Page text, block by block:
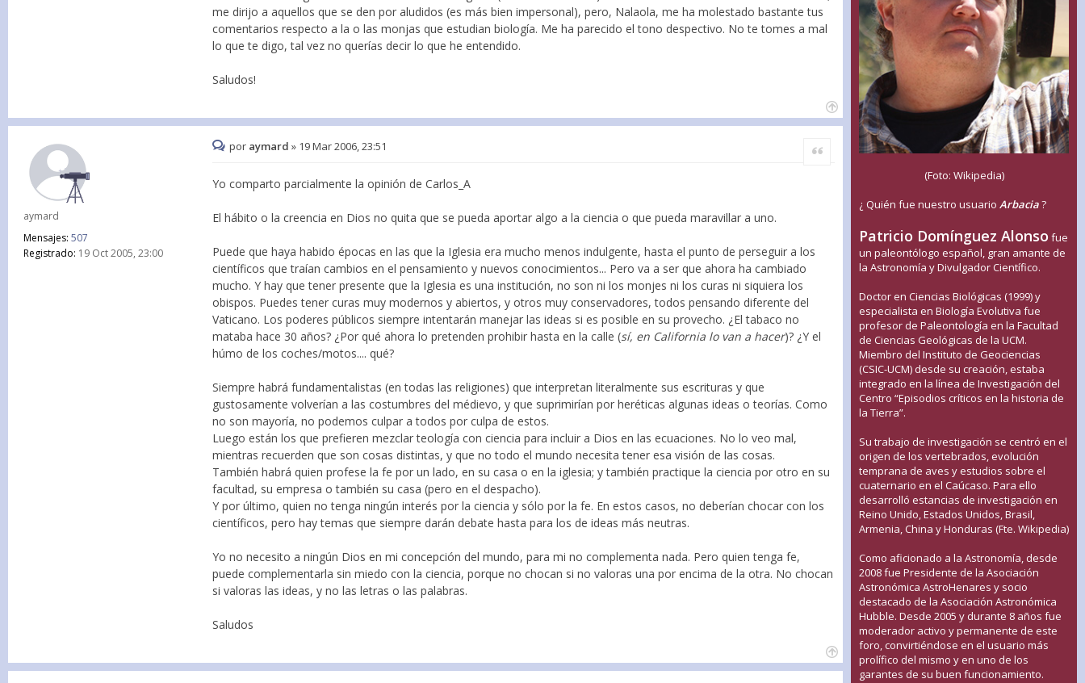
me dirijo a aquellos que se den por aludidos (es más bien impersonal), pero, Nalaola, me ha molestado bastante tus
comentarios respecto a la o las monjas que estudian biología. Me ha parecido el tono despectivo. No te tomes a mal
lo que te digo, tal vez no querías decir lo que he entendido.
Saludos!
aymard
Mensajes: 507
Registrado: 19 Oct 2005, 23:00
Citar
por aymard » 19 Mar 2006, 23:51
Yo comparto parcialmente la opinión de Carlos_A
El hábito o la creencia en Dios no quita que se pueda aportar algo a la ciencia o que pueda maravillar a uno.
Puede que haya habido épocas en las que la Iglesia era mucho menos indulgente, hasta el punto de perseguir a los
científicos que traían cambios en el pensamiento y nuevos conocimientos... Pero va a ser que ahora ha cambiado
mucho. Y hay que tener presente que la Iglesia es una institución, no son ni los monjes ni los curas ni siquiera los
obispos. Puedes tener curas muy modernos y abiertos, y otros muy conservadores, todos pensando diferente del
Vaticano. Los poderes públicos siempre intentarán manejar las ideas si es posible en su provecho. ¿El tabaco no
mataba hace 30 años? ¿Por qué ahora lo pretenden prohibir hasta en la calle (sí, en California lo van a hacer)? ¿Y el
húmo de los coches/motos.... qué?
Siempre habrá fundamentalistas (en todas las religiones) que interpretan literalmente sus escrituras y que
gustosamente volverían a las costumbres del médievo, y que suprimirían por heréticas algunas ideas o teorías. Como
no son mayoría, no podemos culpar a todos por culpa de estos.
Luego están los que prefieren mezclar teología con ciencia para incluir a Dios en las ecuaciones. No lo veo mal,
mientras recuerden que son cosas distintas, y que no todo el mundo necesita tener esa visión de las cosas.
También habrá quien profese la fe por un lado, en su casa o en la iglesia; y también practique la ciencia por otro en su
facultad, su empresa o también su casa (pero en el despacho).
Y por último, quien no tenga ningún interés por la ciencia y sólo por la fe. En estos casos, no deberían chocar con los
científicos, pero hay temas que siempre darán debate hasta para los de ideas más neutras.
Yo no necesito a ningún Dios en mi concepción del mundo, para mi no complementa nada. Pero quien tenga fe,
puede complementarla sin miedo con la ciencia, porque no chocan si no valoras una por encima de la otra. No chocan
si valoras las ideas, y no las letras o las palabras.
Saludos
(Foto: Wikipedia)
¿ Quién fue nuestro usuario Arbacia?
Patricio Domínguez Alonso fue
un paleontólogo español, gran amante de
la Astronomía y Divulgador Científico.
Doctor en Ciencias Biológicas (1999) y
especialista en Biología Evolutiva fue
profesor de Paleontología en la Facultad
de Ciencias Geológicas de la UCM.
Miembro del Instituto de Geociencias
(CSIC-UCM) desde su creación, estaba
integrado en la línea de Investigación del
Centro “Episodios críticos en la historia de
la Tierra”.
Su trabajo de investigación se centró en el
origen de los vertebrados, evolución
temprana de aves y estudios sobre el
cuaternario en el Caúcaso. Para ello
desarrolló estancias de investigación en
Reino Unido, Estados Unidos, Brasil,
Armenia, China y Honduras (Fte. Wikipedia)
Como aficionado a la Astronomía, desde
2008 fue Presidente de la Asociación
Astronómica AstroHenares y socio
destacado de la Asociación Astronómica
Hubble. Desde 2005 y durante 8 años fue
moderador activo y permanente de este
foro, convirtiéndose en el usuario más
prolífico del mismo y en uno de los
garantes de su buen funcionamiento.